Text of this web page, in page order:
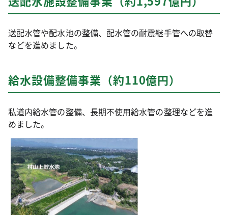
送配水管や配水池の整備、配水管の耐震継手管への取替
などを進めました。
給水設備整備事業（約110億円）
私道内給水管の整備、長期不使用給水管の整理などを進
めました。